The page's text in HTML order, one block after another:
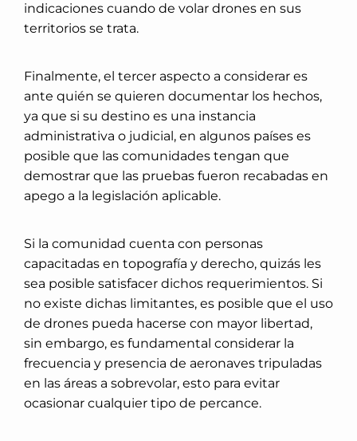
indicaciones cuando de volar drones en sus
territorios se trata.
Finalmente, el tercer aspecto a considerar es
ante quién se quieren documentar los hechos,
ya que si su destino es una instancia
administrativa o judicial, en algunos países es
posible que las comunidades tengan que
demostrar que las pruebas fueron recabadas en
apego a la legislación aplicable.
Si la comunidad cuenta con personas
capacitadas en topografía y derecho, quizás les
sea posible satisfacer dichos requerimientos. Si
no existe dichas limitantes, es posible que el uso
de drones pueda hacerse con mayor libertad,
sin embargo, es fundamental considerar la
frecuencia y presencia de aeronaves tripuladas
en las áreas a sobrevolar, esto para evitar
ocasionar cualquier tipo de percance.